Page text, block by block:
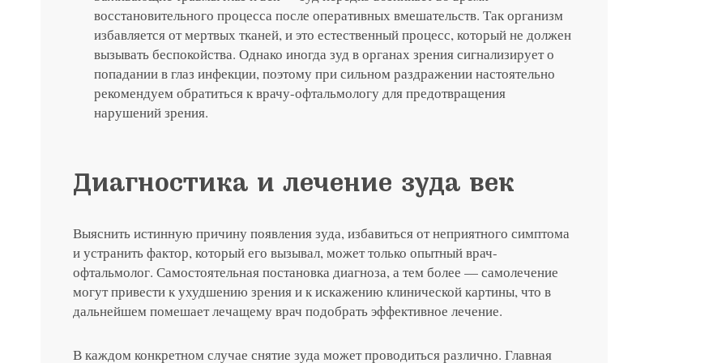
восстановительного процесса после оперативных вмешательств. Так организм
избавляется от мертвых тканей, и это естественный процесс, который не должен
вызывать беспокойства. Однако иногда зуд в органах зрения сигнализирует о
попадании в глаз инфекции, поэтому при сильном раздражении настоятельно
рекомендуем обратиться к врачу-офтальмологу для предотвращения
нарушений зрения.
Диагностика и лечение зуда век
Выяснить истинную причину появления зуда, избавиться от неприятного симптома
и устранить фактор, который его вызывал, может только опытный врач-
офтальмолог. Самостоятельная постановка диагноза, а тем более — самолечение
могут привести к ухудшению зрения и к искажению клинической картины, что в
дальнейшем помешает лечащему врач подобрать эффективное лечение.
В каждом конкретном случае снятие зуда может проводиться различно. Главная
Записаться на прием в
Связаться с
Оставить отзыв
Подать обращение или
Заказать линзы по